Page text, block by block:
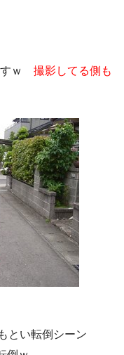
すｗ 撮影してる側も
もとい転倒シーン